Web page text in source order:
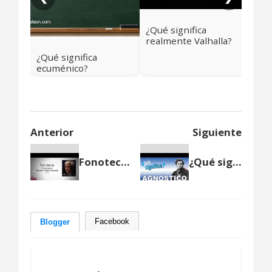
¿Qué significa
ecuménico?
¿Qué significa
realmente Valhalla?
Anterior Siguiente
Fonoteca | Breve lección de periodismo con Germán Castro Caycedo ¿Qué significa agnóstico?
Blogger Facebook